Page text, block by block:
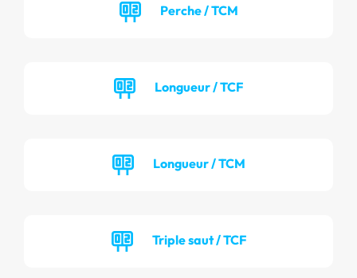
Perche / TCM
Longueur / TCF
Longueur / TCM
Triple saut / TCF